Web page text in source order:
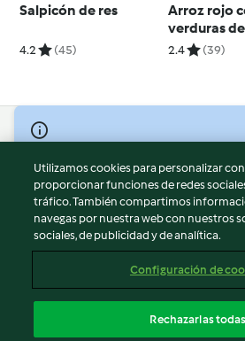
Salpicón de res
4.2 (45)
Arroz rojo
verduras
queso feta
2.4 (39)
© Copyright 2026
Términos de uso
Política de privacidad
Aviso legal
Información legal
Reportar contenido
Declaración de accesibilidad
Utilizamos cookies para personalizar
proporcionar funciones de redes
tráfico. También compartimos
navegas por nuestra web con nuestros
sociales, de publicidad y de analítica.
Configuración de
Rechazarlas todas